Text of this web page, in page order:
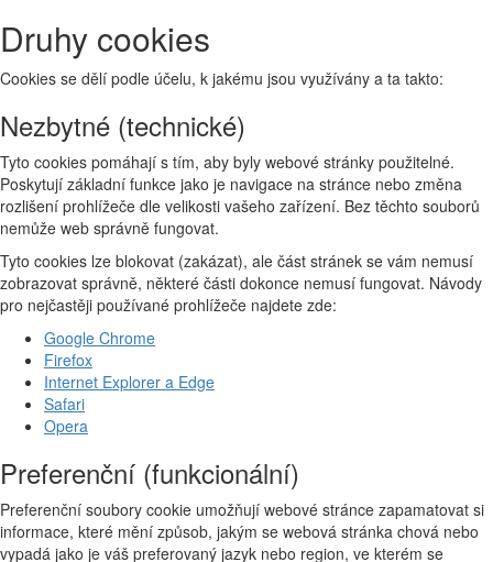
Druhy cookies
Cookies se dělí podle účelu, k jakému jsou využívány a ta takto:
Nezbytné (technické)
Tyto cookies pomáhají s tím, aby byly webové stránky použitelné.
Poskytují základní funkce jako je navigace na stránce nebo změna
rozlišení prohlížeče dle velikosti vašeho zařízení. Bez těchto souborů
nemůže web správně fungovat.
Tyto cookies lze blokovat (zakázat), ale část stránek se vám nemusí
zobrazovat správně, některé části dokonce nemusí fungovat. Návody
pro nejčastěji používané prohlížeče najdete zde:
Google Chrome
Firefox
Internet Explorer a Edge
Safari
Opera
Preferenční (funkcionální)
Preferenční soubory cookie umožňují webové stránce zapamatovat si
informace, které mění způsob, jakým se webová stránka chová nebo
vypadá jako je váš preferovaný jazyk nebo region, ve kterém se